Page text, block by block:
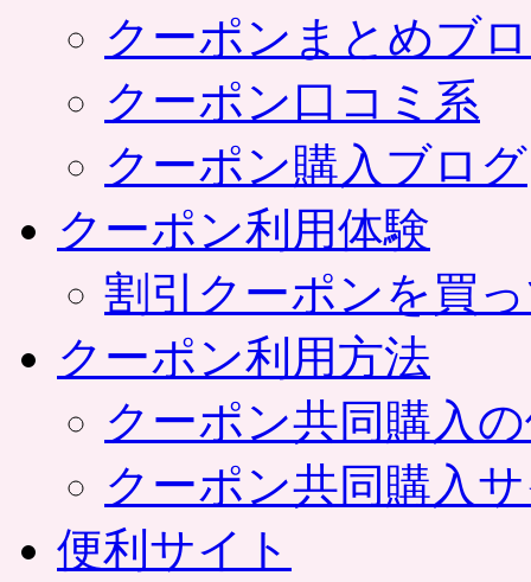
クーポンまとめブ
クーポン口コミ系
クーポン購入ブログ
クーポン利用体験
割引クーポンを買
クーポン利用方法
クーポン共同購入
クーポン共同購入
便利サイト